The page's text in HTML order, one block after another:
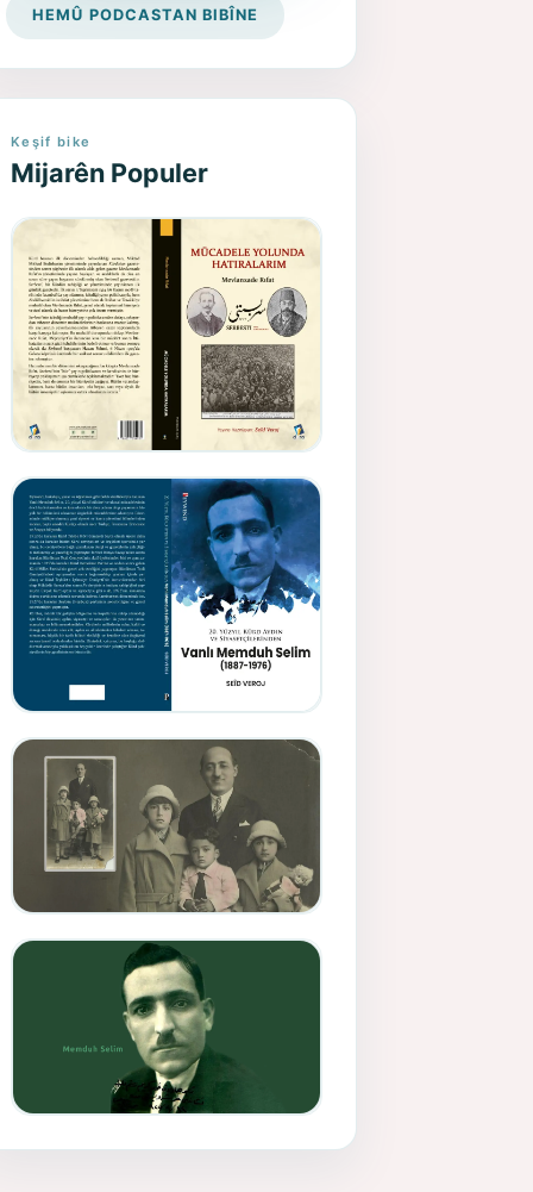
HEMÛ PODCASTAN BIBÎNE
Keşif bike
Mijarên Populer
Gazeteci, Yazar, Hukukçu ve
Siyasetçi Kimliğiyle
Mevlanzade Rıfat - Seîd
Veroj
Memduh Selîmê Wanî (1887-
1876)
Mihemed Mîhrî Hîlav ji
afirênerên rewşenbîriya
Memduh Selim ve Xoybûn